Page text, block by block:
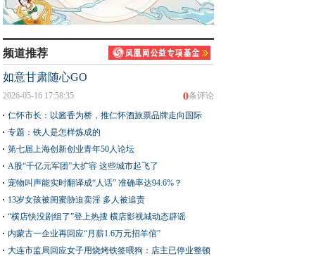
频道推荐
如意甘肃随心GO
0条评论
2026-05-16 17:58:35
仁怀市长：以酱香为桥，推仁怀酒旅票品牌走向国际
专题：铁人是怎样炼成的
第七届上海创新创业青年50人论坛
A股“千亿元军团”大扩容 这些城市起飞了
宠物叫声能实时翻译成“人话” 准确率达94.6%？
13岁女孩被闺蜜胁迫卖淫 多人被追责
“横店快没剧组了”登上热搜 横店影视城动态辟谣
内蒙古一企业再回应“月薪1.6万元招羊倌”
大连市监局回应女子用烧烤铁签喂狗：店主已停业整顿